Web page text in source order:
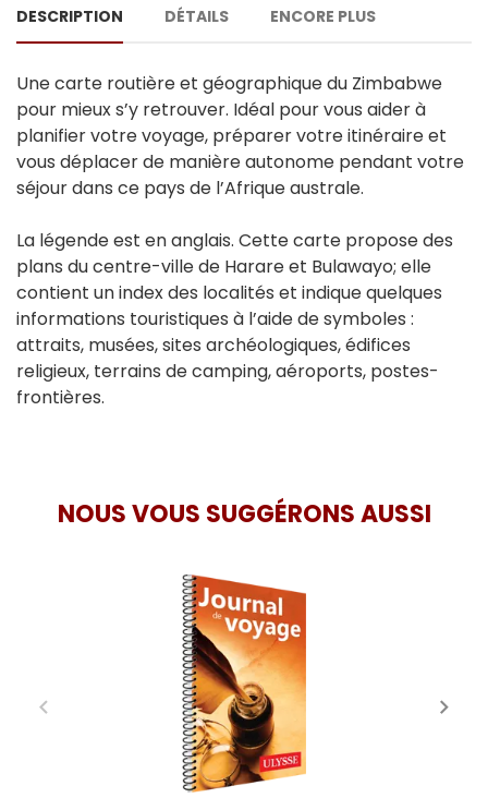
DESCRIPTION DÉTAILS ENCORE PLUS
Une carte routière et géographique du Zimbabwe
pour mieux s’y retrouver. Idéal pour vous aider à
planifier votre voyage, préparer votre itinéraire et
vous déplacer de manière autonome pendant votre
séjour dans ce pays de l’Afrique australe.
La légende est en anglais. Cette carte propose des
plans du centre-ville de Harare et Bulawayo; elle
contient un index des localités et indique quelques
informations touristiques à l’aide de symboles :
attraits, musées, sites archéologiques, édifices
religieux, terrains de camping, aéroports, postes-
frontières.
NOUS VOUS SUGGÉRONS AUSSI